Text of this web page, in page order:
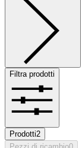
Filtra prodotti
Prodotti2